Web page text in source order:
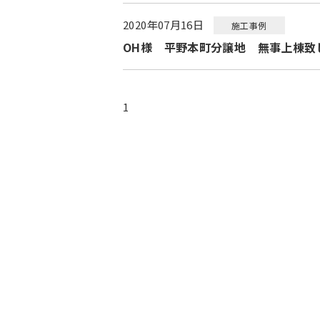
OH様 平野本町分譲地 無事上棟致
2020年07月16日 施工事例
1